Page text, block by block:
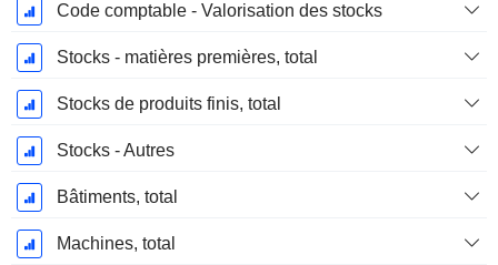
Code comptable - Valorisation des stocks
Stocks - matières premières, total
Stocks de produits finis, total
Stocks - Autres
Bâtiments, total
Machines, total